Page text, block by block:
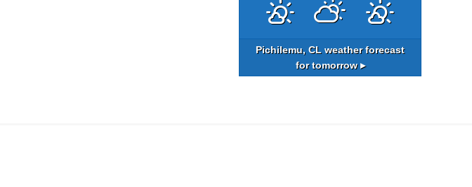
Pichilemu, CL weather forecast
for tomorrow ▸